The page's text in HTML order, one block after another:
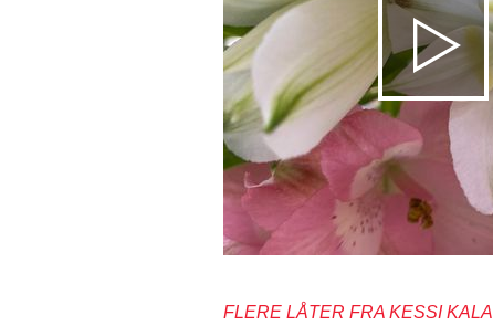
FLERE LÅTER FRA KESSI KALA